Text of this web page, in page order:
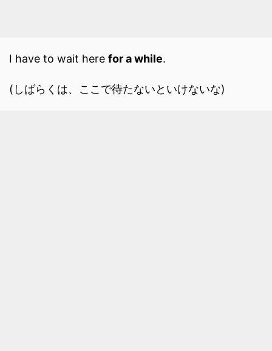
I have to wait here for a while.
(しばらくは、ここで待たないといけないな)